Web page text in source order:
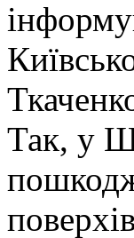
Так, у